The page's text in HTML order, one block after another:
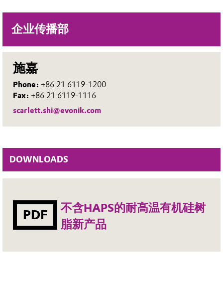
企业传播部
施嘉
Phone: +86 21 6119-1200
Fax: +86 21 6119-1116
scarlett.shi@evonik.com
DOWNLOADS
PDF
不含HAPS的耐高温有机硅树
脂新产品